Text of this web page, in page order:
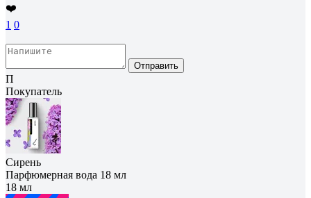
❤️
1 0
Отправить
П
Покупатель
Сирень
Парфюмерная вода 18 мл
18 мл